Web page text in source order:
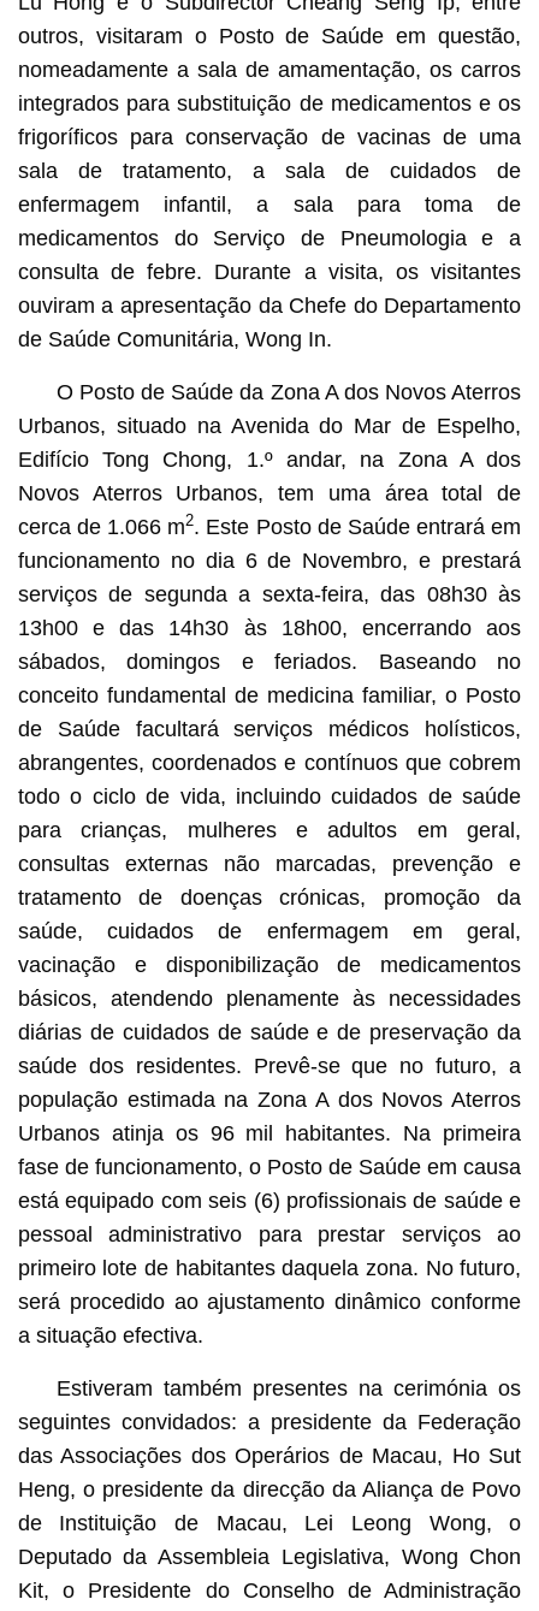
outros, visitaram o Posto de Saúde em questão,
nomeadamente a sala de amamentação, os carros
integrados para substituição de medicamentos e os
frigoríficos para conservação de vacinas de uma
sala de tratamento, a sala de cuidados de
enfermagem infantil, a sala para toma de
medicamentos do Serviço de Pneumologia e a
consulta de febre. Durante a visita, os visitantes
ouviram a apresentação da Chefe do Departamento
de Saúde Comunitária, Wong In.
O Posto de Saúde da Zona A dos Novos Aterros
Urbanos, situado na Avenida do Mar de Espelho,
Edifício Tong Chong, 1.º andar, na Zona A dos
Novos Aterros Urbanos, tem uma área total de
cerca de 1.066 m2. Este Posto de Saúde entrará em
funcionamento no dia 6 de Novembro, e prestará
serviços de segunda a sexta-feira, das 08h30 às
13h00 e das 14h30 às 18h00, encerrando aos
sábados, domingos e feriados. Baseando no
conceito fundamental de medicina familiar, o Posto
de Saúde facultará serviços médicos holísticos,
abrangentes, coordenados e contínuos que cobrem
todo o ciclo de vida, incluindo cuidados de saúde
para crianças, mulheres e adultos em geral,
consultas externas não marcadas, prevenção e
tratamento de doenças crónicas, promoção da
saúde, cuidados de enfermagem em geral,
vacinação e disponibilização de medicamentos
básicos, atendendo plenamente às necessidades
diárias de cuidados de saúde e de preservação da
saúde dos residentes. Prevê-se que no futuro, a
população estimada na Zona A dos Novos Aterros
Urbanos atinja os 96 mil habitantes. Na primeira
fase de funcionamento, o Posto de Saúde em causa
está equipado com seis (6) profissionais de saúde e
pessoal administrativo para prestar serviços ao
primeiro lote de habitantes daquela zona. No futuro,
será procedido ao ajustamento dinâmico conforme
a situação efectiva.
Estiveram também presentes na cerimónia os
seguintes convidados: a presidente da Federação
das Associações dos Operários de Macau, Ho Sut
Heng, o presidente da direcção da Aliança de Povo
de Instituição de Macau, Lei Leong Wong, o
Deputado da Assembleia Legislativa, Wong Chon
Kit, o Presidente do Conselho de Administração